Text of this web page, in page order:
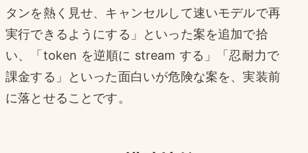
タンを熱く見せ、キャンセルして速いモデルで再
実行できるようにする」といった案を追加で拾
い、「token を逆順に stream する」「忍耐力で
課金する」といった面白いが危険な案を、実装前
に落とせることです。